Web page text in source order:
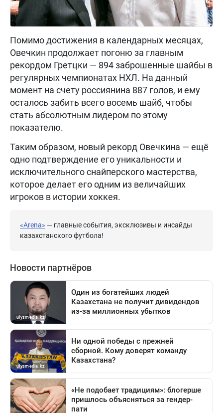
Помимо достижения в календарных месяцах,
Овечкин продолжает погоню за главным
рекордом Гретцки — 894 заброшенные шайбы в
регулярных чемпионатах НХЛ. На данный
момент на счету россиянина 887 голов, и ему
осталось забить всего восемь шайб, чтобы
стать абсолютным лидером по этому
показателю.
Таким образом, новый рекорд Овечкина — ещё
одно подтверждение его уникальности и
исключительного снайперского мастерства,
которое делает его одним из величайших
игроков в истории хоккея.
«Arena» — главные события, эксклюзивы и инсайды
казахстанского футбола!